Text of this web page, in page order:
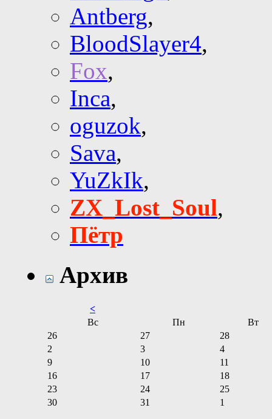
Antberg,
BloodSlayer4,
Fox,
Inca,
oguzok,
Sava,
YuZkIk,
ZX_Lost_Soul,
Пётр
Архив
<
Вс
Пн
Вт
26
27
28
2
3
4
9
10
11
16
17
18
23
24
25
30
31 1